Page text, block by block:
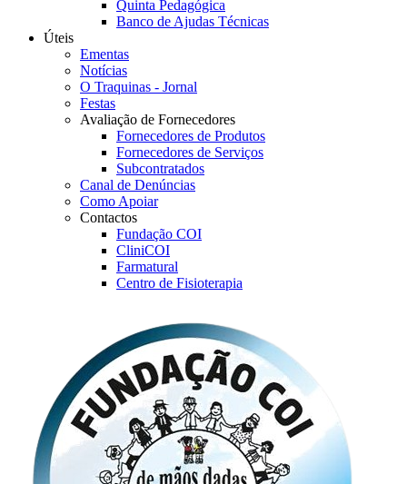
Quinta Pedagógica
Banco de Ajudas Técnicas
Úteis
Ementas
Notícias
O Traquinas - Jornal
Festas
Avaliação de Fornecedores
Fornecedores de Produtos
Fornecedores de Serviços
Subcontratados
Canal de Denúncias
Como Apoiar
Contactos
Fundação COI
CliniCOI
Farmatural
Centro de Fisioterapia